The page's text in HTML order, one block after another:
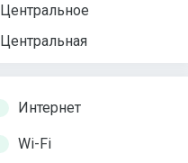
Центральное
Центральная
Интернет
Wi-Fi